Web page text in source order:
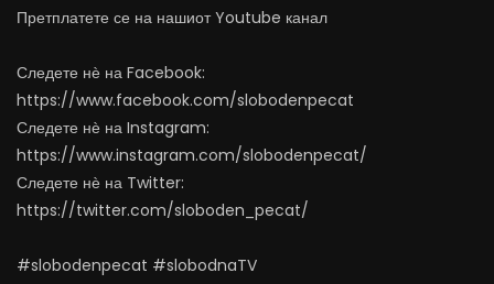
Претплатете се на нашиот Youtube канал
Следете нѐ на Facebook:
https://www.facebook.com/slobodenpecat
Следете нѐ на Instagram:
https://www.instagram.com/slobodenpecat/
Следете нѐ на Twitter:
https://twitter.com/sloboden_pecat/
#slobodenpecat #slobodnaTV